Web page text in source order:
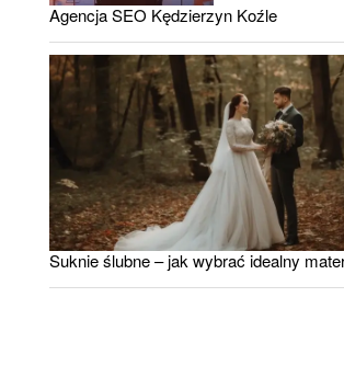
Agencja SEO Kędzierzyn Koźle
Suknie ślubne – jak wybrać idealny